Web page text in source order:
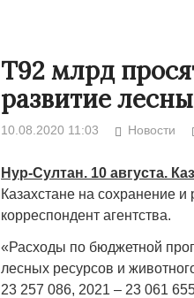
Т92 млрд
развитие
10.08.2020 11:03 Новости
Нур-Султан. 10 августа.
Казахстане на сохранение
корреспондент агентства.
«Расходы по бюджетной
лесных ресурсов и
23 257 086, 2021 – 23 061